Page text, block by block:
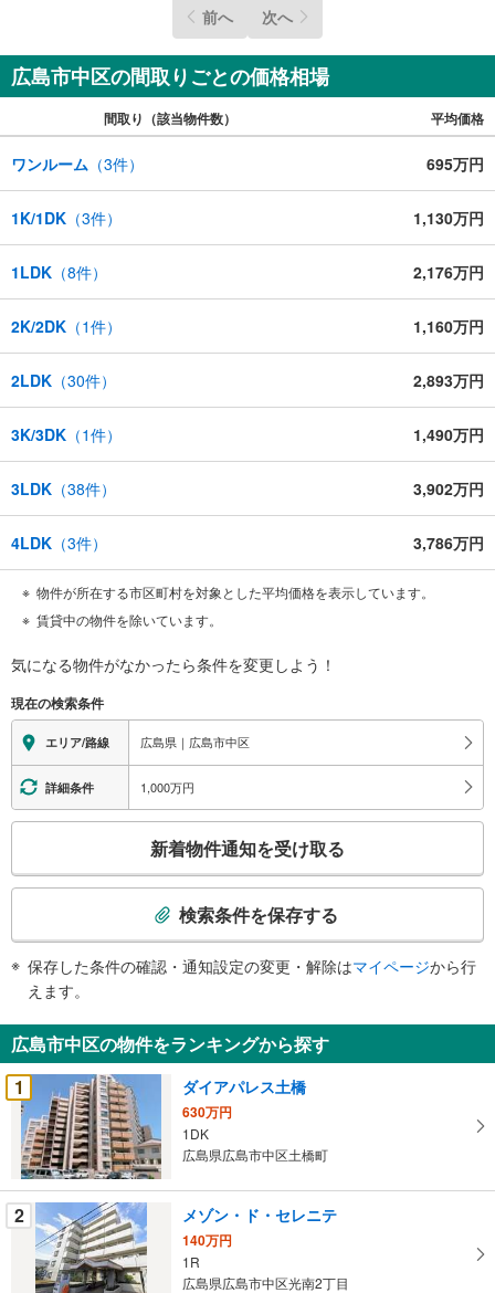
前へ 次へ
広島市中区の間取りごとの価格相場
間取り（該当物件数） 平均価格
ワンルーム （3件） 695万円
1K/1DK （3件） 1,130万円
1LDK （8件） 2,176万円
2K/2DK （1件） 1,160万円
2LDK （30件） 2,893万円
3K/3DK （1件） 1,490万円
3LDK （38件） 3,902万円
4LDK （3件） 3,786万円
物件が所在する市区町村を対象とした平均価格を表示しています。
賃貸中の物件を除いています。
気になる物件がなかったら条件を変更しよう！
現在の検索条件
エリア/路線 広島県｜広島市中区
詳細条件 1,000万円
検
知
を
受
け
取
る
・
条
件
新着物件通知を受け取る
検索条件を保存する
保存した条件の確認・通知設定の変更・解除はマイページから行
えます。
広島市中区の物件をランキングから探す
1
ダイアパレス土橋
630万円
1DK
広島県広島市中区土橋町
2 メゾン・ド・セレニテ
140万円
1R
広島県広島市中区光南2丁目